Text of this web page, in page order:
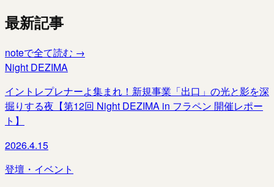
最新記事
noteで全て読む →
Night DEZIMA
イントレプレナーよ集まれ！新規事業「出口」の光と影を深
掘りする夜【第12回 Night DEZIMA in フラペン 開催レポー
ト】
2026.4.15
登壇・イベント